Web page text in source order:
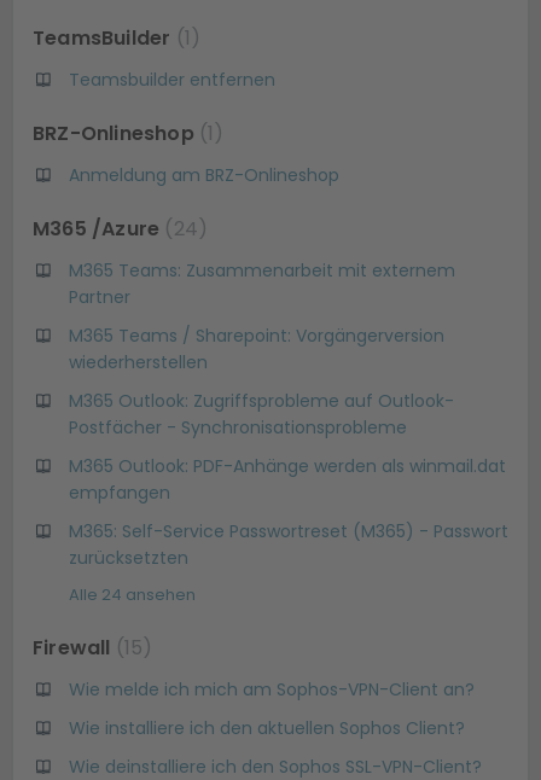
TeamsBuilder 1
Teamsbuilder entfernen
BRZ-Onlineshop 1
Anmeldung am BRZ-Onlineshop
M365 /Azure 24
M365 Teams: Zusammenarbeit mit externem
Partner
M365 Teams / Sharepoint: Vorgängerversion
wiederherstellen
M365 Outlook: Zugriffsprobleme auf Outlook-
Postfächer - Synchronisationsprobleme
M365 Outlook: PDF-Anhänge werden als winmail.dat
empfangen
M365: Self-Service Passwortreset (M365) - Passwort
zurücksetzten
Alle 24 ansehen
Firewall 15
Wie melde ich mich am Sophos-VPN-Client an?
Wie installiere ich den aktuellen Sophos Client?
Wie deinstalliere ich den Sophos SSL-VPN-Client?